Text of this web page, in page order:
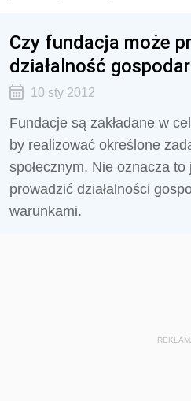
Czy fundacja może
działalność
10 sty 2012
Fundacje są zakładane w
by realizować określone
społecznym. Nie oznacza
prowadzić działalności
warunkami.